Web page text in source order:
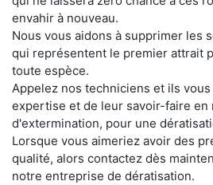
envahir à nouveau.
Nous vous aidons à supprimer les
qui représentent le premier attrait
toute espèce.
Appelez nos techniciens et ils
expertise et de leur savoir-faire en
d'extermination, pour une
Lorsque vous aimeriez avoir des
qualité, alors contactez dès
notre entreprise de dératisation.